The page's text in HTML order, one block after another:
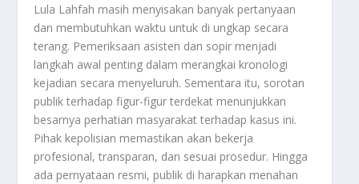
Lula Lahfah masih menyisakan banyak pertanyaan
dan membutuhkan waktu untuk di ungkap secara
terang. Pemeriksaan asisten dan sopir menjadi
langkah awal penting dalam merangkai kronologi
kejadian secara menyeluruh. Sementara itu, sorotan
publik terhadap figur-figur terdekat menunjukkan
besarnya perhatian masyarakat terhadap kasus ini.
Pihak kepolisian memastikan akan bekerja
profesional, transparan, dan sesuai prosedur. Hingga
ada pernyataan resmi, publik di harapkan menahan